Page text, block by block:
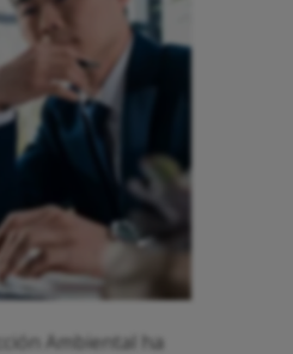
Ambiental ha